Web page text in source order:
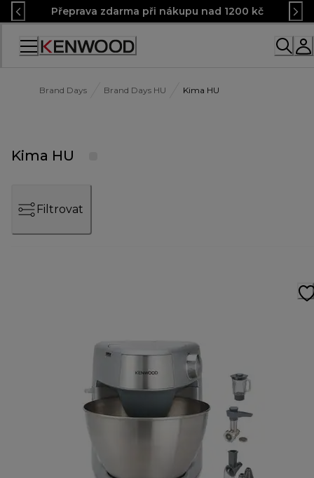
Skip
to
Content
Přeprava zdarma při nákupu nad 1200 kč
Accessibility
Brand Days Brand Days HU Kima HU
Kima HU
Filtrovat